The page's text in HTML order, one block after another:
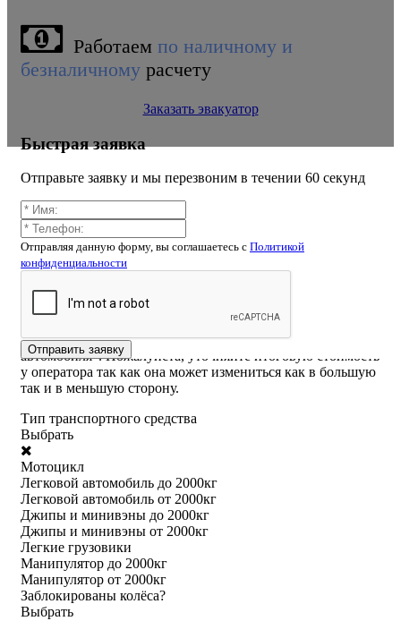
Работаем по наличному и
безналичному расчету
Заказать эвакуатор
Быстрая заявка
Отправьте заявку и мы перезвоним в течении 60 секунд
Отправляя данную форму, вы соглашаетесь c Политикой
конфиденциальности
Отправить заявку
Калькулятор расчёта стоимости
эвакуатора Вокзальный переулок
ВНИМАНИЕ! Стоимость рассчитанная самостоятельно
на калькуляторе или указанная на сайте может отличаться
от конечной из-за того что при расчете вы могли не
учесть например "Блокировку руля" или "Вес
автомобиля". Пожалуйста, уточняйте итоговую стоимость
у оператора так как она может измениться как в большую
так и в меньшую сторону.
Тип транспортного средства
Выбрать
Мотоцикл
Легковой автомобиль до 2000кг
Легковой автомобиль от 2000кг
Джипы и минивэны до 2000кг
Джипы и минивэны от 2000кг
Легкие грузовики
Манипулятор до 2000кг
Манипулятор от 2000кг
Заблокированы колёса?
Выбрать